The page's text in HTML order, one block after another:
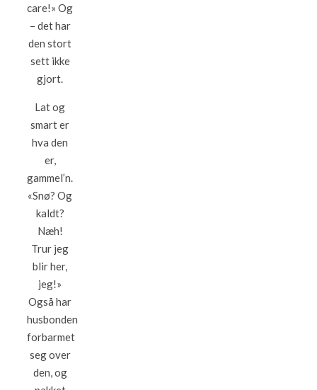
care!» Og
– det har
den stort
sett ikke
gjort.
Lat og
smart er
hva den
er,
gammel’n.
«Snø? Og
kaldt?
Næh!
Trur jeg
blir her,
jeg!»
Også har
husbonden
forbarmet
seg over
den, og